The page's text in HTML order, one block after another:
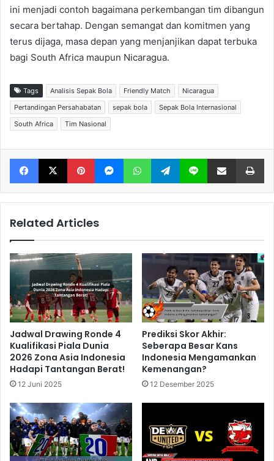
ini menjadi contoh bagaimana perkembangan tim dibangun
secara bertahap. Dengan semangat dan komitmen yang
terus dijaga, masa depan yang menjanjikan dapat terbuka
bagi South Africa maupun Nicaragua.
Tags Analisis Sepak Bola Friendly Match
Nicaragua
Pertandingan Persahabatan
sepak bola
Sepak Bola Internasional
South Africa
Tim Nasional
Facebook X Pinterest Messenger WhatsApp Telegram Line Share via Email
Related Articles
Jadwal Drawing Ronde 4
Kualifikasi Piala Dunia
2026 Zona Asia Indonesia
Hadapi Tantangan Berat!
12 Juni 2025
Prediksi Skor Akhir:
Seberapa Besar Kans
Indonesia Mengamankan
Kemenangan?
12 Desember 2025